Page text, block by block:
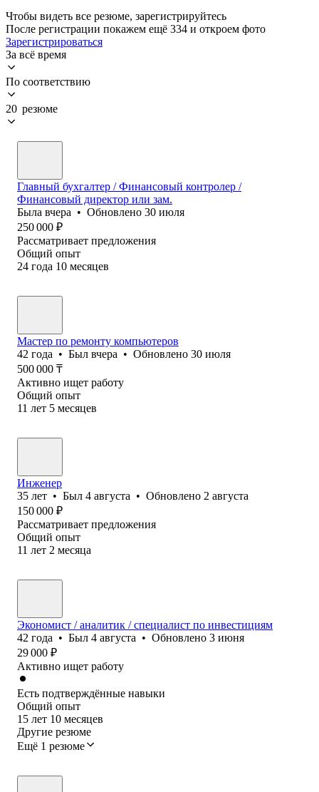
Чтобы видеть все резюме, зарегистрируйтесь
После регистрации покажем ещё 334 и откроем фото
Зарегистрироваться
За всё время
По соответствию
20 резюме
Главный бухгалтер / Финансовый контролер /
Финансовый директор или зам.
Была вчера • Обновлено 30 июля
250 000 ₽
Рассматривает предложения
Общий опыт
24 года 10 месяцев
Мастер по ремонту компьютеров
42 года • Был вчера • Обновлено 30 июля
500 000 ₸
Активно ищет работу
Общий опыт
11 лет 5 месяцев
Инженер
35 лет • Был 4 августа • Обновлено 2 августа
150 000 ₽
Рассматривает предложения
Общий опыт
11 лет 2 месяца
Экономист / аналитик / специалист по инвестициям
42 года • Был 4 августа • Обновлено 3 июня
29 000 ₽
Активно ищет работу
Есть подтверждённые навыки
Общий опыт
15 лет 10 месяцев
Другие резюме
Ещё 1 резюме